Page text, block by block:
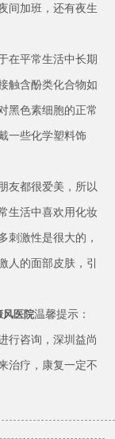
间加班，还有夜生
平常生活中长期
触含酚类化合物如
黑色素细胞的正常
一些化学塑料饰
都很爱美，所以
生活中喜欢用化妆
刺激性是很大的，
人的面部皮肤，引
风医院温馨提示：
行咨询，深圳益尚
治疗，康复一定不